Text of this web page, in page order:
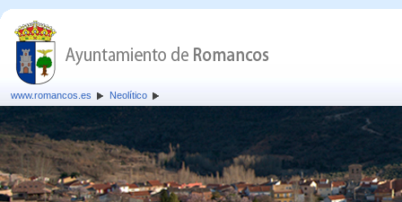
www.romancos.es Neolítico